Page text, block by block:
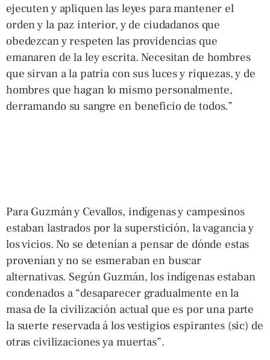
ejecuten y apliquen las leyes para mantener el
orden y la paz interior, y de ciudadanos que
obedezcan y respeten las providencias que
emanaren de la ley escrita. Necesitan de hombres
que sirvan a la patria con sus luces y riquezas, y de
hombres que hagan lo mismo personalmente,
derramando su sangre en beneficio de todos.”
Para Guzmán y Cevallos, indígenas y campesinos
estaban lastrados por la superstición, la vagancia y
los vicios. No se detenían a pensar de dónde estas
provenían y no se esmeraban en buscar
alternativas. Según Guzmán, los indígenas estaban
condenados a “desaparecer gradualmente en la
masa de la civilización actual que es por una parte
la suerte reservada á los vestigios espirantes (sic) de
otras civilizaciones ya muertas”.